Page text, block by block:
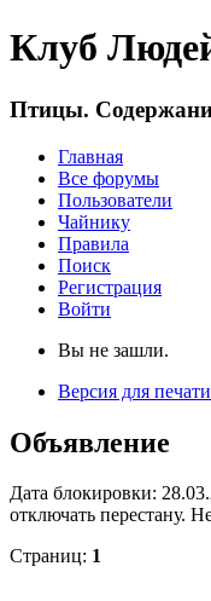
Клуб
Птицы.
Главная
Все форумы
Пользователи
Чайнику
Правила
Поиск
Регистрация
Войти
Вы не зашли.
Версия для печати
Объявление
Дата блокировки:
отключать перестану.
Страниц: 1